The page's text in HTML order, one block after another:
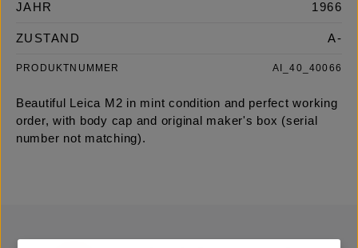
JAHR 1966
ZUSTAND A-
PRODUKTNUMMER AI_40_40066
Beautiful Leica M2 in mint condition and perfect working
order, with body cap and original maker's box (serial
number not matching).